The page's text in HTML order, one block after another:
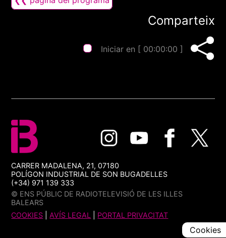
Comparteix
Iniciar en [ 00:00:00 ]
CARRER MADALENA, 21, 07180
POLÍGON INDUSTRIAL DE SON BUGADELLES
(+34) 971 139 333
© ENS PÚBLIC DE RADIOTELEVISIÓ DE LES ILLES
BALEARS
COOKIES |AVÍS LEGAL PORTAL PRIVACITAT
Cookies